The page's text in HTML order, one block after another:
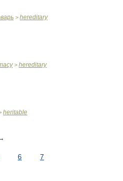
> hereditary
> hereditary
heritable
6 7